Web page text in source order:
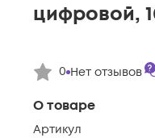
О товаре
Артикул
цифровой,
0 Нет отзывов